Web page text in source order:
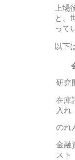
上
と、
って
以下
研究
在庫
入れ
のれ
金融
スト